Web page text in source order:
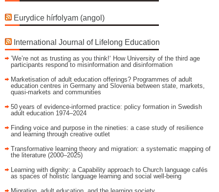
Eurydice hírfolyam (angol)
International Journal of Lifelong Education
’We’re not as trusting as you think!‘ How University of the third age
participants respond to misinformation and disinformation
Marketisation of adult education offerings? Programmes of adult
education centres in Germany and Slovenia between state, markets,
quasi-markets and communities
50 years of evidence‑informed practice: policy formation in Swedish
adult education 1974–2024
Finding voice and purpose in the nineties: a case study of resilience
and learning through creative outlet
Transformative learning theory and migration: a systematic mapping of
the literature (2000–2025)
Learning with dignity: a Capability approach to Church language cafés
as spaces of holistic language learning and social well-being